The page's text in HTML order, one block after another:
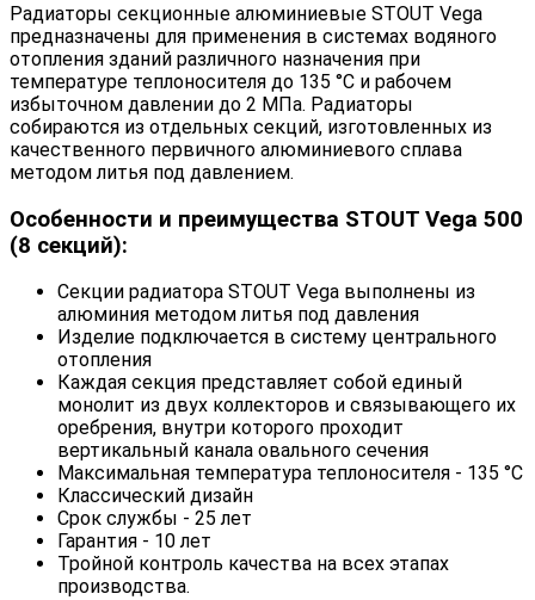
Радиаторы секционные алюминиевые STOUT Vega
предназначены для применения в системах водяного
отопления зданий различного назначения при
температуре теплоносителя до 135 °С и рабочем
избыточном давлении до 2 МПа. Радиаторы
собираются из отдельных секций, изготовленных из
качественного первичного алюминиевого сплава
методом литья под давлением.
Особенности и преимущества STOUT Vega 500
(8 секций):
Секции радиатора STOUT Vega выполнены из
алюминия методом литья под давления
Изделие подключается в систему центрального
отопления
Каждая секция представляет собой единый
монолит из двух коллекторов и связывающего их
оребрения, внутри которого проходит
вертикальный канала овального сечения
Максимальная температура теплоносителя - 135 °С
Классический дизайн
Срок службы - 25 лет
Гарантия - 10 лет
Тройной контроль качества на всех этапах
производства.